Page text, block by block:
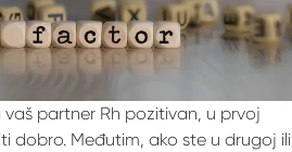
vaš partner Rh pozitivan, u prvoj
dobro. Međutim, ako ste u drugoj ili